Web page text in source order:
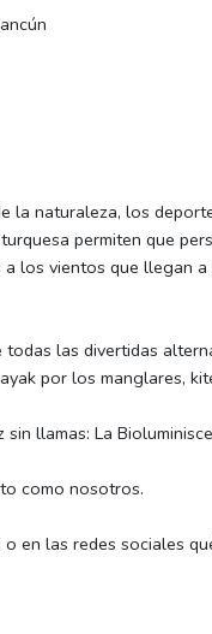
la naturaleza, los
permiten que
a los vientos que llegan
las divertidas
por los manglares,
sin llamas: La
como nosotros.
en las redes sociales